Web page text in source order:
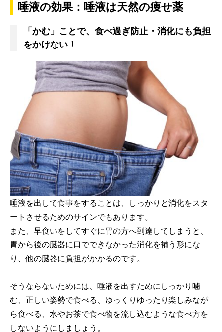
唾液の効果：唾液は天然の痩せ薬
「かむ」ことで、食べ過ぎ防止・消化にも負担
をかけない！
唾液を出して食事をすることは、しっかりと消化をスタ
ートさせるためのサインでもあります。
また、早食いをしてすぐに胃の方へ到達してしまうと、
胃から後の臓器に口でできなかった消化を補う形にな
り、他の臓器に負担がかかるのです。
そうならないためには、唾液を出すためにしっかり噛
む、正しい姿勢で食べる、ゆっくりゆったり楽しみなが
ら食べる、水やお茶で食べ物を流し込むような食べ方を
しないようにしましょう。